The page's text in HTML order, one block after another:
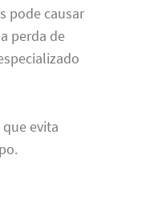
pode causar
perda de
evita